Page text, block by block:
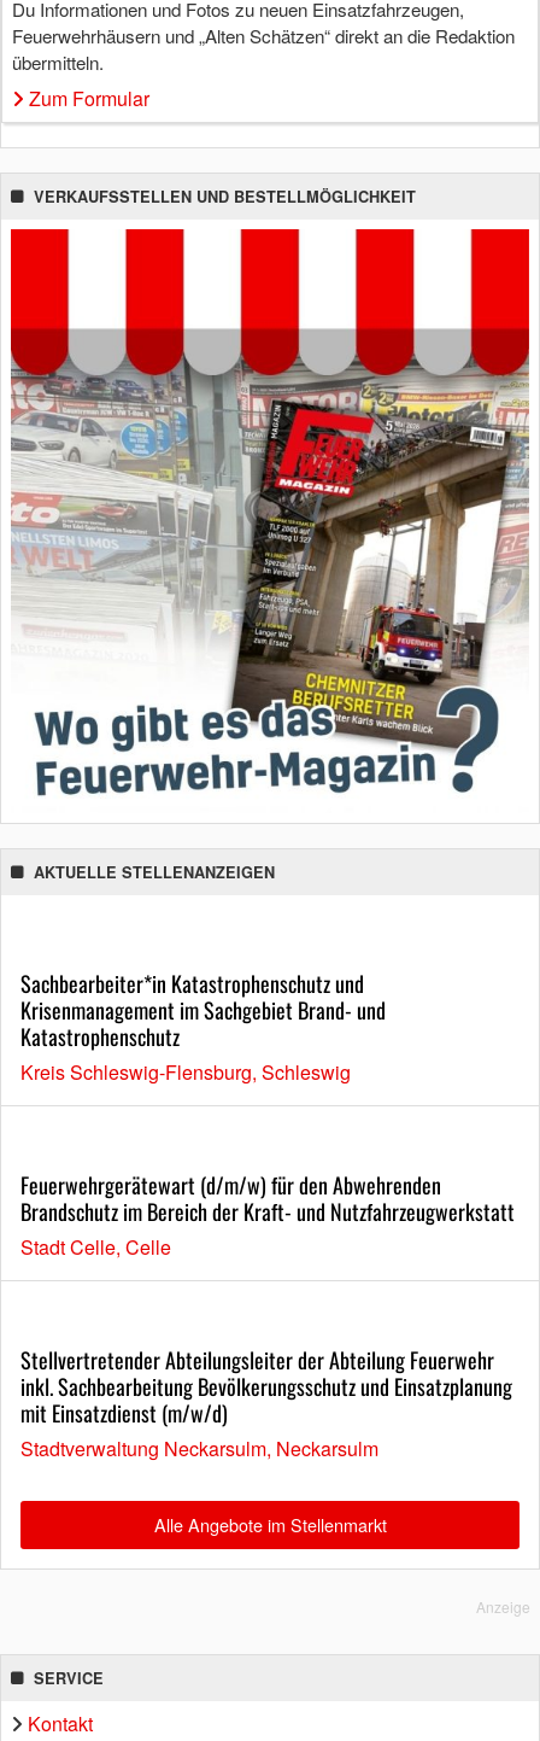
Du Informationen und Fotos zu neuen Einsatzfahrzeugen,
Feuerwehrhäusern und „Alten Schätzen“ direkt an die Redaktion
übermitteln.
Zum Formular
VERKAUFSSTELLEN UND BESTELLMÖGLICHKEIT
AKTUELLE STELLENANZEIGEN
Sachbearbeiter*in Katastrophenschutz und
Krisenmanagement im Sachgebiet Brand- und
Katastrophenschutz
Kreis Schleswig-Flensburg, Schleswig
Feuerwehrgerätewart (d/m/w) für den Abwehrenden
Brandschutz im Bereich der Kraft- und Nutzfahrzeugwerkstatt
Stadt Celle, Celle
Stellvertretender Abteilungsleiter der Abteilung Feuerwehr
inkl. Sachbearbeitung Bevölkerungsschutz und Einsatzplanung
mit Einsatzdienst (m/w/d)
Stadtverwaltung Neckarsulm, Neckarsulm
Alle Angebote im Stellenmarkt
Anzeige
SERVICE
Kontakt